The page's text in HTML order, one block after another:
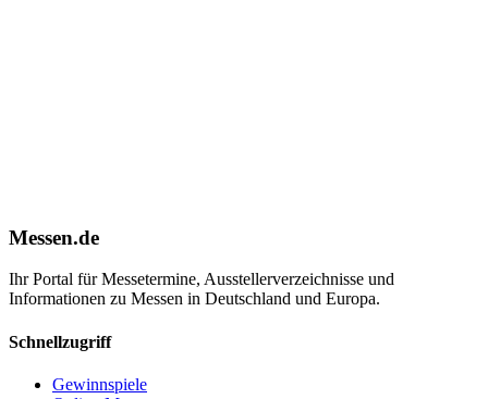
Messen.de
Ihr Portal für Messetermine, Ausstellerverzeichnisse und
Informationen zu Messen in Deutschland und Europa.
Schnellzugriff
Gewinnspiele